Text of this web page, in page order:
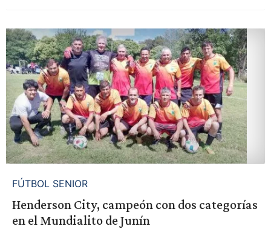
FÚTBOL SENIOR
Henderson City, campeón con dos categorías
en el Mundialito de Junín